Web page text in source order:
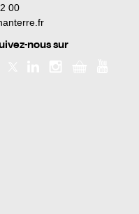
00
nous sur